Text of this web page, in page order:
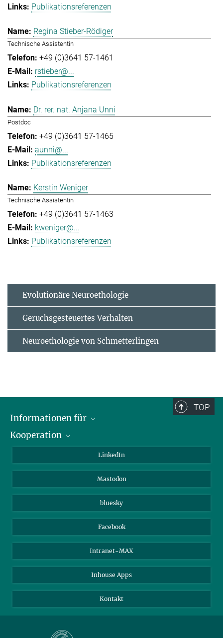
Publikationsreferenzen
Regina Stieber-Rödiger
Technische Assistentin
+49 (0)3641 57-1461
rstieber@...
Publikationsreferenzen
Dr. rer. nat. Anjana Unni
Postdoc
+49 (0)3641 57-1465
aunni@...
Publikationsreferenzen
Kerstin Weniger
Technische Assistentin
+49 (0)3641 57-1463
kweniger@...
Publikationsreferenzen
Evolutionäre Neuroethologie
Geruchsgesteuertes Verhalten
Neuroethologie von Schmetterlingen
TOP
Informationen für
Journalisten
Kooperation
Max-Planck-Gesellschaft
Beutenberg Campus e.V.
LinkedIn
Mastodon
bluesky
Facebook
Intranet-MAX
Inhouse Apps
Kontakt